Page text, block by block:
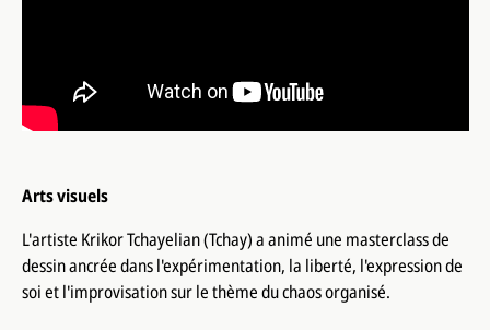
Arts visuels
L'artiste Krikor Tchayelian (Tchay) a animé une masterclass de
dessin ancrée dans l'expérimentation, la liberté, l'expression de
soi et l'improvisation sur le thème du chaos organisé.